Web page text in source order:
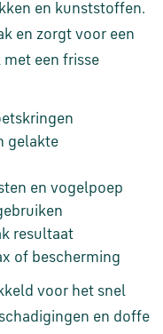
en kunststoffen.
en zorgt voor een
een frisse
gelakte
en vogelpoep
resultaat
of bescherming
voor het snel
en doffe